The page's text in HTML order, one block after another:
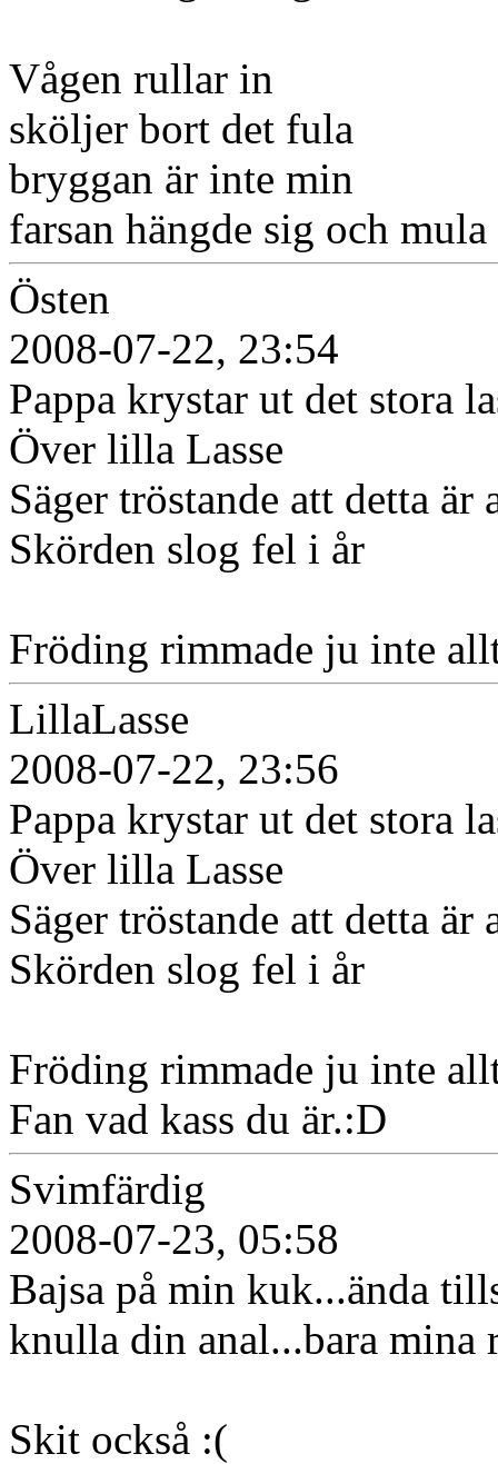
Vågen rullar in
sköljer bort det fula
bryggan är inte min
farsan hängde sig och mula
Östen
2008-07-22, 23:54
Pappa krystar ut det stora
Över lilla Lasse
Säger tröstande att detta
Skörden slog fel i år
Fröding rimmade ju inte
LillaLasse
2008-07-22, 23:56
Pappa krystar ut det stora
Över lilla Lasse
Säger tröstande att detta
Skörden slog fel i år
Fröding rimmade ju inte
Fan vad kass du är.:D
Svimfärdig
2008-07-23, 05:58
Bajsa på min kuk...ända
knulla din anal...bara mina
Skit också :(